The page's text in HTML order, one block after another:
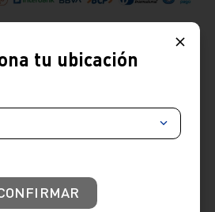
hasta 7 días útiles desde la recepción de tu
tu ubicación